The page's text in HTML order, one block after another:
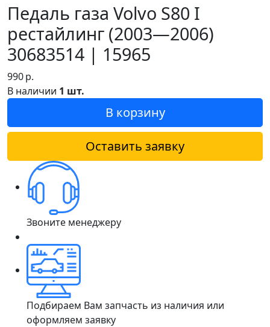
Педаль газа Volvo S80 I
рестайлинг (2003—2006)
30683514 | 15965
990р.
В наличии 1 шт.
В корзину
Оставить заявку
Звоните менеджеру
Подбираем Вам запчасть из наличия или
оформляем заявку